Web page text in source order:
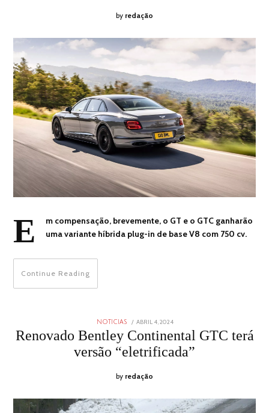
by redação
E
m compensação, brevemente, o GT e o GTC ganharão
uma variante híbrida plug-in de base V8 com 750 cv.
Continue Reading
NOTICIAS
POSTED
ON
ABRIL 4, 2024
2024
Renovado Bentley Continental GTC terá
versão “eletrificada”
by redação